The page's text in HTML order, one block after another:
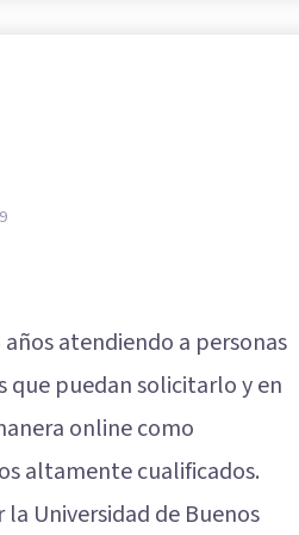
años atendiendo a personas
que puedan solicitarlo y en
online como
altamente cualificados.
Universidad de Buenos